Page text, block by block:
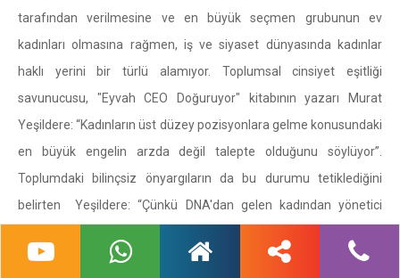
tarafından verilmesine ve en büyük seçmen grubunun ev
kadınları olmasına rağmen, iş ve siyaset dünyasında kadınlar
haklı yerini bir türlü alamıyor. Toplumsal cinsiyet eşitliği
savunucusu, "Eyvah CEO Doğuruyor" kitabının yazarı Murat
Yeşildere: “Kadınların üst düzey pozisyonlara gelme konusundaki
en büyük engelin arzda değil talepte olduğunu söylüyor”.
Toplumdaki bilinçsiz önyargıların da bu durumu tetiklediğini
belirten Yeşildere: “Çünkü DNA'dan gelen kadından yönetici
olmaz, ağır kaldıramaz, geç çalışamaz, akşam yemeğe çıkamaz